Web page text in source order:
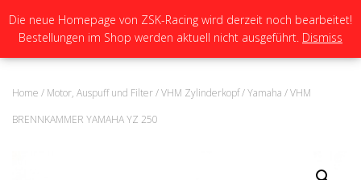
N
A
Home / Motor, Auspuff und Filter/VHM Zylinderkopf/Yamaha / VHM
BRENNKAMMER YAMAHA YZ 250
Die neue Homepage von ZSK-Racing wird derzeit noch bearbeitet!
Bestellungen im Shop werden aktuell nicht ausgeführt. Dismiss